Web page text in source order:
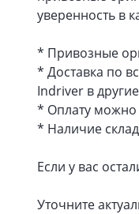
уверенность в
* Привозные
* Доставка по
Indriver в
* Оплату можно
* Наличие
Если у вас
Уточните